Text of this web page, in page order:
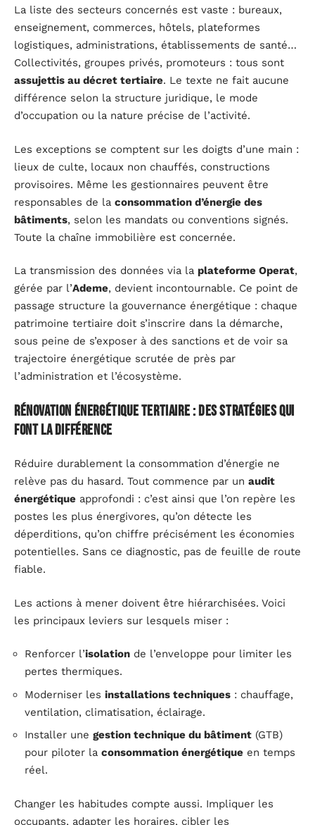
La liste des secteurs concernés est vaste : bureaux,
enseignement, commerces, hôtels, plateformes
logistiques, administrations, établissements de santé…
Collectivités, groupes privés, promoteurs : tous sont
assujettis au décret tertiaire. Le texte ne fait aucune
différence selon la structure juridique, le mode
d’occupation ou la nature précise de l’activité.
Les exceptions se comptent sur les doigts d’une main :
lieux de culte, locaux non chauffés, constructions
provisoires. Même les gestionnaires peuvent être
responsables de la consommation d’énergie des
bâtiments, selon les mandats ou conventions signés.
Toute la chaîne immobilière est concernée.
La transmission des données via la plateforme Operat,
gérée par l’Ademe, devient incontournable. Ce point de
passage structure la gouvernance énergétique : chaque
patrimoine tertiaire doit s’inscrire dans la démarche,
sous peine de s’exposer à des sanctions et de voir sa
trajectoire énergétique scrutée de près par
l’administration et l’écosystème.
Rénovation énergétique tertiaire : des stratégies qui
font la différence
Réduire durablement la consommation d’énergie ne
relève pas du hasard. Tout commence par un audit
énergétique approfondi : c’est ainsi que l’on repère les
postes les plus énergivores, qu’on détecte les
déperditions, qu’on chiffre précisément les économies
potentielles. Sans ce diagnostic, pas de feuille de route
fiable.
Les actions à mener doivent être hiérarchisées. Voici
les principaux leviers sur lesquels miser :
Renforcer l’isolation de l’enveloppe pour limiter les
pertes thermiques.
Moderniser les installations techniques : chauffage,
ventilation, climatisation, éclairage.
Installer une gestion technique du bâtiment (GTB)
pour piloter la consommation énergétique en temps
réel.
Changer les habitudes compte aussi. Impliquer les
occupants, adapter les horaires, cibler les